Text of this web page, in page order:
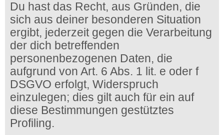
Du hast das Recht, aus Gründen, die
sich aus deiner besonderen Situation
ergibt, jederzeit gegen die Verarbeitung
der dich betreffenden
personenbezogenen Daten, die
aufgrund von Art. 6 Abs. 1 lit. e oder f
DSGVO erfolgt, Widerspruch
einzulegen; dies gilt auch für ein auf
diese Bestimmungen gestütztes
Profiling.